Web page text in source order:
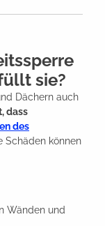
sie?
Dächern auch
dass
des
Schäden können
Wänden und